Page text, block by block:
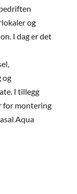
og
I dag er det
og
I tillegg
for montering
Aqua